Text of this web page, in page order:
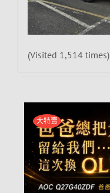
(Visited 1,514 times)
大特賣